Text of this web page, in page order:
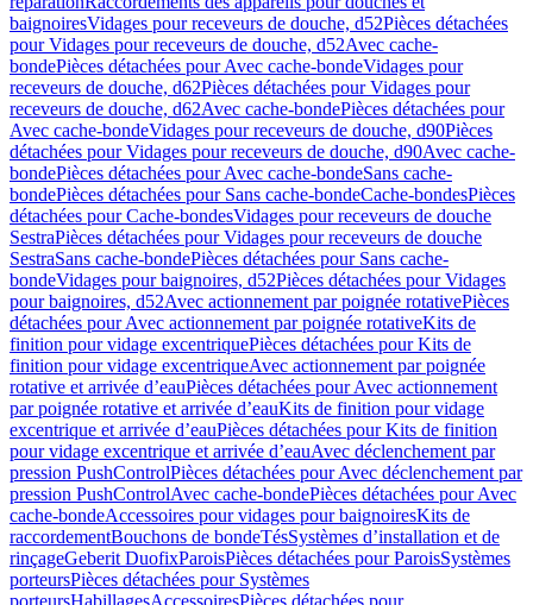
baignoiresVidages pour receveurs de douche, d52Pièces détachées
pour Vidages pour receveurs de douche, d52Avec cache-
bondePièces détachées pour Avec cache-bondeVidages pour
receveurs de douche, d62Pièces détachées pour Vidages pour
receveurs de douche, d62Avec cache-bondePièces détachées pour
Avec cache-bondeVidages pour receveurs de douche, d90Pièces
détachées pour Vidages pour receveurs de douche, d90Avec cache-
bondePièces détachées pour Avec cache-bondeSans cache-
bondePièces détachées pour Sans cache-bondeCache-bondesPièces
détachées pour Cache-bondesVidages pour receveurs de douche
SestraPièces détachées pour Vidages pour receveurs de douche
SestraSans cache-bondePièces détachées pour Sans cache-
bondeVidages pour baignoires, d52Pièces détachées pour Vidages
pour baignoires, d52Avec actionnement par poignée rotativePièces
détachées pour Avec actionnement par poignée rotativeKits de
finition pour vidage excentriquePièces détachées pour Kits de
finition pour vidage excentriqueAvec actionnement par poignée
rotative et arrivée d’eauPièces détachées pour Avec actionnement
par poignée rotative et arrivée d’eauKits de finition pour vidage
excentrique et arrivée d’eauPièces détachées pour Kits de finition
pour vidage excentrique et arrivée d’eauAvec déclenchement par
pression PushControlPièces détachées pour Avec déclenchement par
pression PushControlAvec cache-bondePièces détachées pour Avec
cache-bondeAccessoires pour vidages pour baignoiresKits de
raccordementBouchons de bondeTésSystèmes d’installation et de
rinçageGeberit DuofixParoisPièces détachées pour ParoisSystèmes
porteursPièces détachées pour Systèmes
porteursHabillagesAccessoiresPièces détachées pour